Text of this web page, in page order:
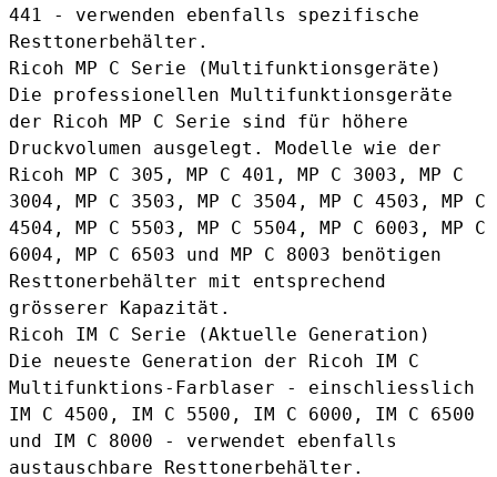
441 - verwenden ebenfalls spezifische
Resttonerbehälter.
Ricoh MP C Serie (Multifunktionsgeräte)
Die professionellen Multifunktionsgeräte
der Ricoh MP C Serie sind für höhere
Druckvolumen ausgelegt. Modelle wie der
Ricoh MP C 305, MP C 401, MP C 3003, MP C
3004, MP C 3503, MP C 3504, MP C 4503, MP C
4504, MP C 5503, MP C 5504, MP C 6003, MP C
6004, MP C 6503 und MP C 8003 benötigen
Resttonerbehälter mit entsprechend
grösserer Kapazität.
Ricoh IM C Serie (Aktuelle Generation)
Die neueste Generation der Ricoh IM C
Multifunktions-Farblaser - einschliesslich
IM C 4500, IM C 5500, IM C 6000, IM C 6500
und IM C 8000 - verwendet ebenfalls
austauschbare Resttonerbehälter.